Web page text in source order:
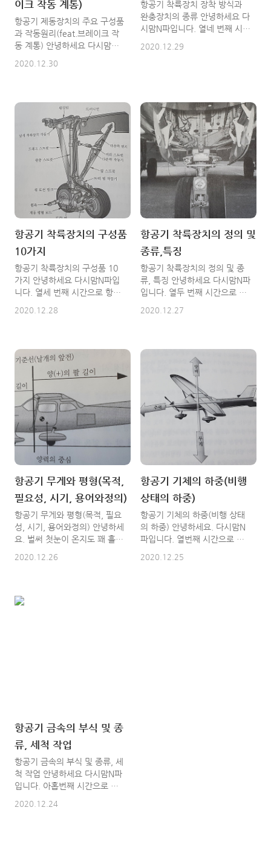
하기 위해 단순한 기계적인 연
결기구(Mechanical Linkage)
에 방향키를 연결해서..
터(Segmented Rotor)로 세분
화 하게 ..
이크 작동 계통)
항공기 제동장치의 주요 구성품
과 작동원리(feat.브레이크 작
동 계통) 안녕하세요 다시맘N
로 제동장치의 주요 구성품과
장착방식과 완충장치의 종류에
대해 알아봤는데요 오늘도 쉽게
쉽게 풀이를 해보도록 할게요
1. 제동장치(Brake System) 제
동장치는 항공가의 감속, 정지,
대기(Holding), 방향 전환에 사
용을 해요 제동장치는 적정 거
리 내에 항공기를 정지하도록
충분한 에너지를 흡수할 능력이
있어야 해요 즉, 브레이크는 정
상에 대기시켜야 하고, 또한 지
상에서 항공기의 방향 전환을
위한 감속을 해야 하는거죠 브
레이크는 주 착륙장치 계통의
바퀴에 장착되고 서로 독립적으
로 작동을 해요 우..
2020.12.30
항공기 착륙장치 장착 방식과
완충장치의 종류 안녕하세요 다
시맘N파입니다. 열네 번째 시간
식과 완충장치의 종류에 대해서
이해 하셨을거라 생각할게요
^^ 1. 착륙장치(Landing
Gear) 장착 방식 모든 항공기
는 필연적으로 두 가지 형태의
항공 역학적 항력을 가지고 있
어요 동체 스킨을 지나는 공기
흐름(Airflow)의 마찰에 의해
발생되는 유해항력(Parasite
Drag)과 양력(Lift)을 발생하기
위해 발생하는 유도항력
증가하면 필요한 양력을 발생하
기 위해 요구되는 받음각
(Angle of Attack)의 감소로
유도항력이 감소되는 동안 속
도..
2020.12.29
항공기 착륙장치의 구성품
10가지
항공기 착륙장치의 구성품 10
가지 안녕하세요 다시맘N파입
니다. 열세 번째 시간으로 항공
에 대해서 알아볼게요 열두 번
아봤는데요 오늘은 구성품과
10가지를 알아볼거니까 잘 따
라와주세요 1.착륙장치의 구성
품(Landing Gear
Component) 착륙장치의 작동
은 착륙장치 레버를 내림위치에
놓고, UP Latch를 해제시키고
착륙장치 문을 열고, 착륙장치
를 내리고, Down Latch를 잠
그는 순서로 작동이 되요 보통
보안등은 UP위치에는 소등상
태, 작동중의 경우는 적색등이
켜지고 Down 위치에는 녹생등
이 켜지게 되죠 착륙장치를 지
지하고 안전성을 유지하기 위하
여 다양한 형태의 부품들로 ..
2020.12.28
항공기 착륙장치의 정의 및
종류,특징
항공기 착륙장치의 정의 및 종
류, 특징 안녕하세요 다시맘N파
입니다. 열두 번째 시간으로 항
에 대해서 알아볼게요 벌써 열
요 ^^ 항공기 착륙장치를 알게
된다면 기체의 하중과도 연관성
이 있기 때문에 도움이 많이 되
실 겁니다. 1. 항공기 착륙장치
의 정의 항공기의 착륙장치 계
통(Landing Gear System)은
항공기의 이륙, 착륙, 지상 활주
및 정지 상태에서 항공기 무게
를 지탱하고, 진동을 흡수하며,
특히 착륙 시에는 항공기의 수
운동에너지를 흡수해야 하므로
매우 큰 충격을 받게 돼요 따라
서 착륙장치는 적당한 구조와
강도를 갖도록 설계가 되어야
한다고 합니다. 또한 지상 활주
중에 방..
2020.12.27
항공기 무게와 평형(목적,
필요성, 시기, 용어와정의)
항공기 무게와 평형(목적, 필요
성, 시기, 용어와정의) 안녕하세
요. 벌써 첫눈이 온지도 꽤 흘렀
크리스마스에 글을 쓰지만 아마
번째 시간으로 항공기 무게와
이차적인 목적은 가장 효과적인
비행을 수행하는데 있어 부당한
하중은 상승한계, 기동성, 상승
률, 속도, 연료소비율면에서 항
공기의 효율을 저하시키며, 비
행을 하는데 ..
2020.12.26
항공기 기체의 하중(비행
상태의 하중)
항공기 기체의 하중(비행 상태
의 하중) 안녕하세요. 다시맘N
파입니다. 열번째 시간으로 항
하중)에 대해서 알아볼게요 항
2020.12.25
항공기 금속의 부식 및 종
류, 세척 작업
항공기 금속의 부식 및 종류, 세
척 작업 안녕하세요 다시맘N파
입니다. 아홉번째 시간으로 항
작업에 대해 알아보도록 하겠습
2020.12.24